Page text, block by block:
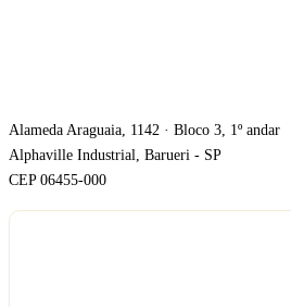
Alameda Araguaia, 1142 · Bloco 3, 1º andar
Alphaville Industrial, Barueri - SP
CEP 06455-000